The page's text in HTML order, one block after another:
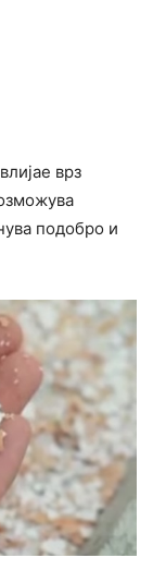
врз
подобро и